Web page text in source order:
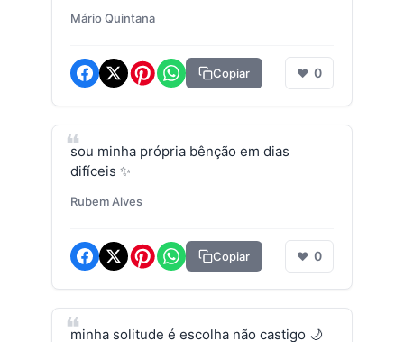
Mário Quintana
Copiar ❤ 0
sou minha própria bênção em dias
difíceis ✨
Rubem Alves
Copiar ❤ 0
minha solitude é escolha não castigo 🌙